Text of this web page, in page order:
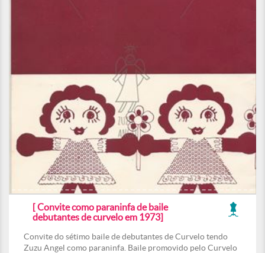
[ Convite como paraninfa de baile
debutantes de curvelo em 1973]
Convite do sétimo baile de debutantes de Curvelo tendo
Zuzu Angel como paraninfa. Baile promovido pelo Curvelo